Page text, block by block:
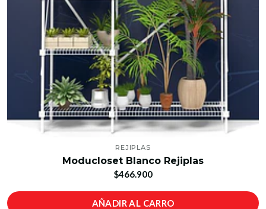
REJIPLAS
Moducloset Blanco Rejiplas
$466.900
AÑADIR AL CARRO